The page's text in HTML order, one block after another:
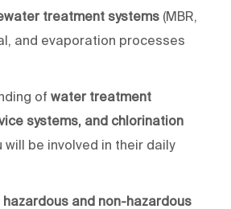
treatment systems (MBR,
and evaporation processes
of water treatment
systems, and chlorination
will be involved in their daily
hazardous and non-hazardous